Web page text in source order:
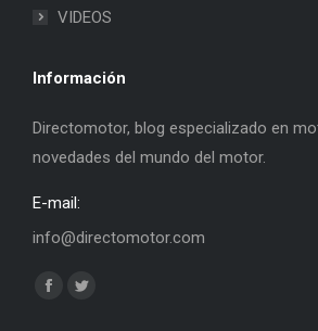
VIDEOS
Información
Directomotor, blog especializado en
novedades del mundo del motor.
E-mail:
info@directomotor.com
Find us on:
Facebook
Twitter